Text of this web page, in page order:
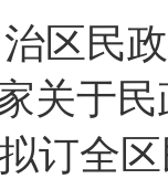
区民
关于
订全